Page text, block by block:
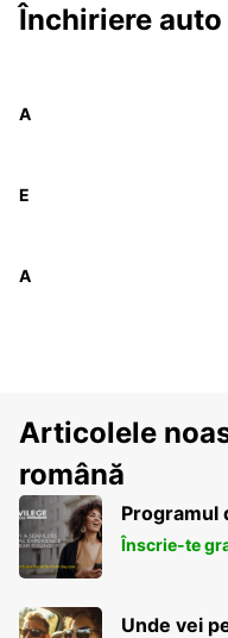
Închiriere
A
E
A
Articolele
română
Programul
Înscrie-te
Unde vei